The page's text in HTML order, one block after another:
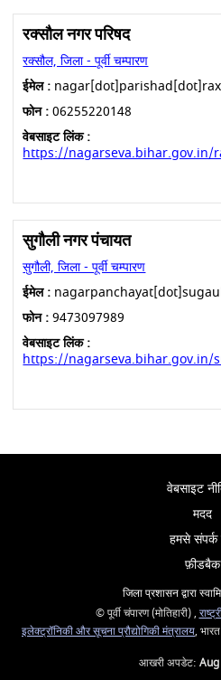
रक्सौल नगर परिषद
रक्सौल, जिला - पूर्वी चम्पारण
ईमेल :
फोन :06255220148
वेबसाइट लिंक :
https://nagarseva.bihar.gov.in/
सुगौली नगर पंचायत
सुगौली, जिला - पूर्वी चम्पारण
ईमेल :
फोन :9473097989
वेबसाइट लिंक :
https://nagarseva.bihar.gov.in/
वेबसाइट
मदद
हमसे
फ़ीडबैक
जिला प्रशासन द्वारा
© पूर्वी चंपारण (मोतिहारी) ,
इलेक्‍ट्रॉनिकी और सूचना प्रौद्योगिकी मंत्रालय,
आखरी अपडेट: